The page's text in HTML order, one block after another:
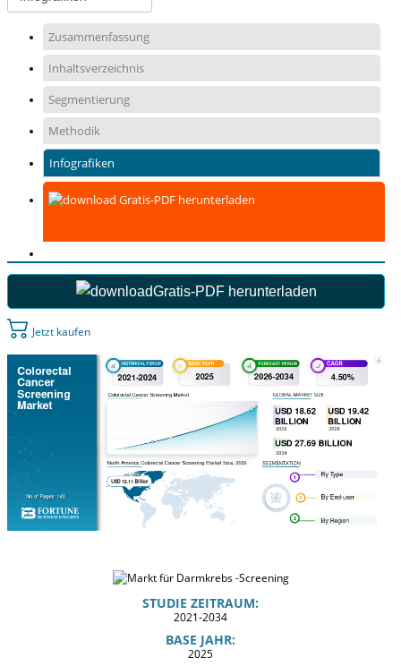
Zusammenfassung
Inhaltsverzeichnis
Segmentierung
Methodik
Infografiken
Gratis-PDF herunterladen
Gratis-PDF herunterladen
Jetzt kaufen
STUDIE ZEITRAUM:
2021-2034
BASE JAHR:
2025